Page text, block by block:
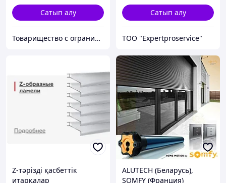
Сатып алу
Товарищество с ограниченной ответственностью "Nabludenie.kz"
Сатып алу
ТОО "Expertproservice"
Z-тәрізді қасбеттік
итарқалар
ALUTECH (Беларусь),
SOMFY (Франция)